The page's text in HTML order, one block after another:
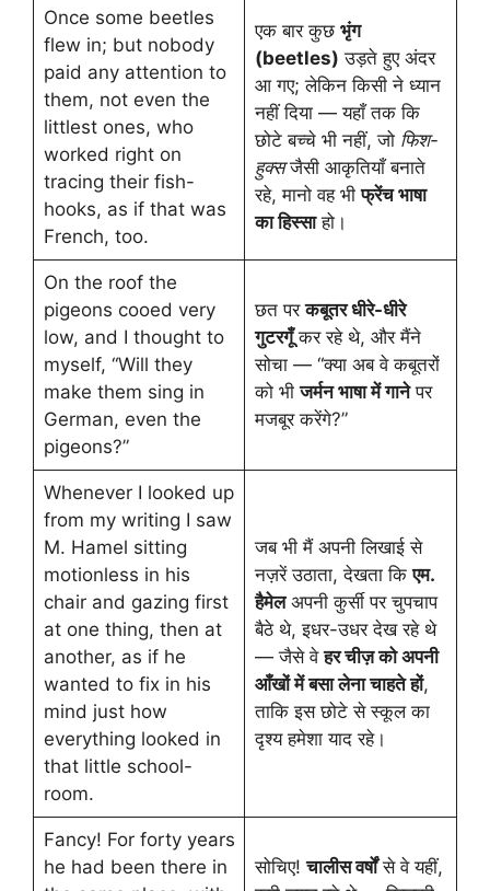
Once some beetles
flew in; but nobody
paid any attention to
them, not even the
littlest ones, who
worked right on
tracing their fish-
hooks, as if that was
French, too.
एक बार कुछ भृंग
(beetles) उड़ते हुए अंदर
आ गए; लेकिन किसी ने ध्यान
नहीं दिया — यहाँ तक कि
छोटे बच्चे भी नहीं, जो फिश-
हुक्सजैसी आकृतियाँ बनाते
रहे, मानो वह भीफ्रेंच भाषा
का हिस्साहो।
On the roof the
pigeons cooed very
low, and I thought to
myself, “Will they
make them sing in
German, even the
pigeons?”
छत परकबूतर धीरे-धीरे
गुटरगूँकर रहे थे, और मैंने
सोचा — “क्या अब वे कबूतरों
को भीजर्मन भाषा में गानेपर
मजबूर करेंगे?”
Whenever I looked up
from my writing I saw
M. Hamel sitting
motionless in his
chair and gazing first
at one thing, then at
another, as if he
wanted to fix in his
mind just how
everything looked in
that little school-
room.
जब भी मैं अपनी लिखाई से
नज़रें उठाता, देखता किएम.
हैमेलअपनी कुर्सी पर चुपचाप
बैठे थे, इधर-उधर देख रहे थे
— जैसे वेहर चीज़ को अपनी
आँखों में बसा लेना चाहते हों,
ताकि इस छोटे से स्कूल का
दृश्य हमेशा याद रहे।
Fancy! For forty years
he had been there in
सोचिए!चालीस वर्षोंसे वे यहीं,